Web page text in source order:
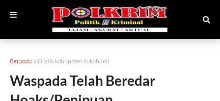
Beranda Disdik kabupaten Sukabumi
Waspada Telah Beredar